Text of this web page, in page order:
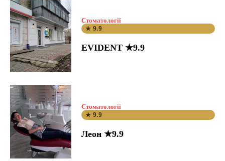
Стоматології
★ 9.9
EVIDENT ★9.9
Стоматології
★ 9.9
Леон ★9.9